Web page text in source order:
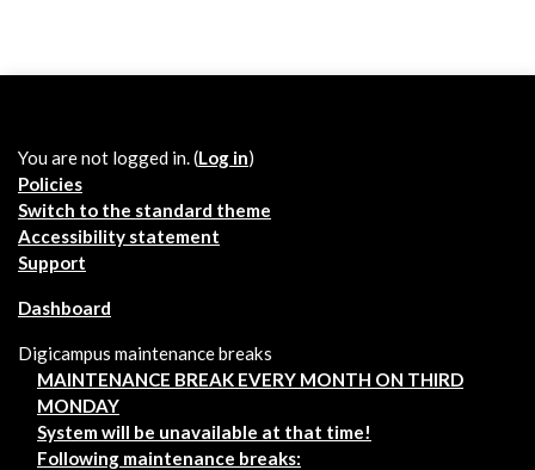
You are not logged in. (Log in)
Policies
Switch to the standard theme
Accessibility statement
Support
Dashboard
Digicampus maintenance breaks
MAINTENANCE BREAK EVERY MONTH ON THIRD
MONDAY
System will be unavailable at that time!
Following maintenance breaks: